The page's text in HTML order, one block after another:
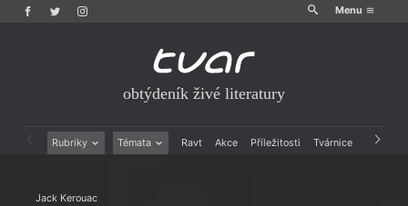
Menu
obtýdeník živé literatury
Rubriky Témata Ravt Akce Příležitosti Tvárnice Archiv
Jack Kerouac